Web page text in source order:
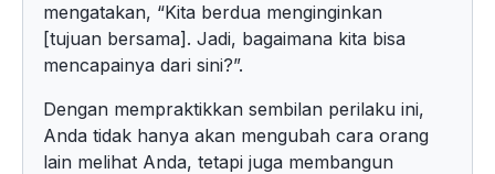
mengatakan, “Kita berdua menginginkan
[tujuan bersama]. Jadi, bagaimana kita bisa
mencapainya dari sini?”.
Dengan mempraktikkan sembilan perilaku ini,
Anda tidak hanya akan mengubah cara orang
lain melihat Anda, tetapi juga membangun